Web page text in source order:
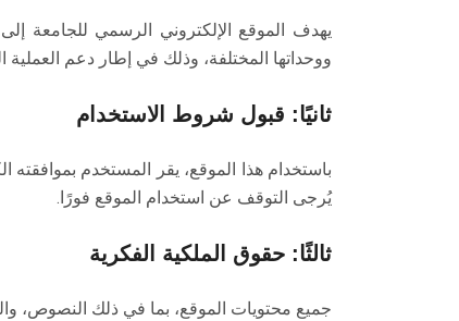
يهدف الموقع الإلكتروني الرسمي للجامعة إلى
ووحداتها المختلفة، وذلك في إطار دعم العملية
ثانيًا: قبول شروط الاستخدام
باستخدام هذا الموقع، يقر المستخدم
يُرجى التوقف عن استخدام الموقع فورًا.
ثالثًا: حقوق الملكية الفكرية
جميع محتويات الموقع، بما في ذلك النصوص،